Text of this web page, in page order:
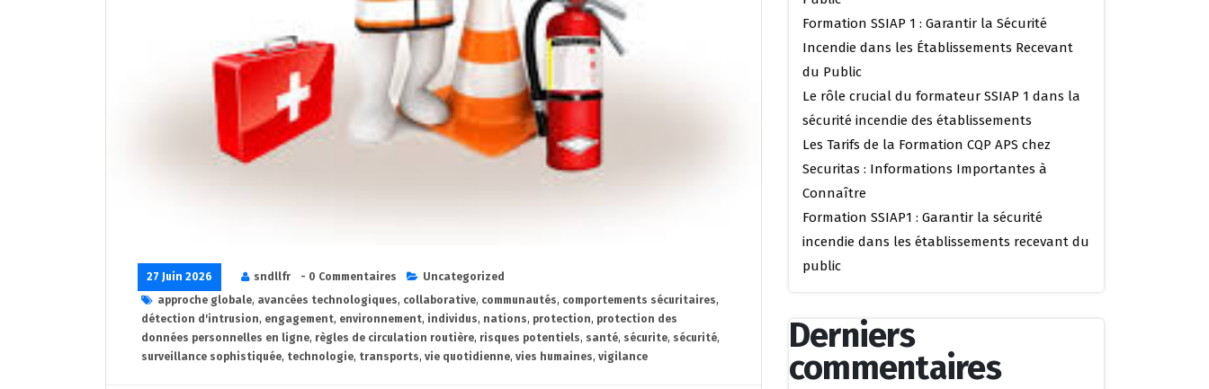
27 Juin 2026 sndllfr - 0 Commentaires
Uncategorized
approche globale, avancées technologiques, collaborative, communautés, comportements sécuritaires,
détection d'intrusion, engagement, environnement, individus, nations, protection, protection des
données personnelles en ligne, règles de circulation routière, risques potentiels, santé, sécurite, sécurité,
surveillance sophistiquée, technologie, transports, vie quotidienne, vies humaines, vigilance
Formation SSIAP 1 : Garantir la Sécurité
Incendie dans les Établissements Recevant
du Public
Le rôle crucial du formateur SSIAP 1 dans la
sécurité incendie des établissements
Les Tarifs de la Formation CQP APS chez
Securitas : Informations Importantes à
Connaître
Formation SSIAP1 : Garantir la sécurité
incendie dans les établissements recevant du
public
Derniers
commentaires